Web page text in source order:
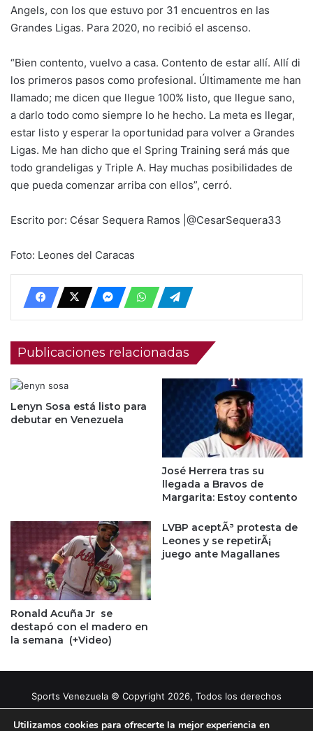
Angels, con los que estuvo por 31 encuentros en las
Grandes Ligas. Para 2020, no recibió el ascenso.
“Bien contento, vuelvo a casa. Contento de estar allí. Allí di
los primeros pasos como profesional. Últimamente me han
llamado; me dicen que llegue 100% listo, que llegue sano,
a darlo todo como siempre lo he hecho. La meta es llegar,
estar listo y esperar la oportunidad para volver a Grandes
Ligas. Me han dicho que el Spring Training será más que
todo grandeligas y Triple A. Hay muchas posibilidades de
que pueda comenzar arriba con ellos”, cerró.
Escrito por: César Sequera Ramos |@CesarSequera33
Foto: Leones del Caracas
Publicaciones relacionadas
Lenyn Sosa está listo para
debutar en Venezuela
José Herrera tras su
llegada a Bravos de
Margarita: Estoy contento
Ronald Acuña Jr se
destapó con el madero en
la semana (+Video)
LVBP aceptÃ³ protesta de
Leones y se repetirÃ¡
juego ante Magallanes
Sports Venezuela © Copyright 2026, Todos los derechos
reservados |
Tema gestionado por Caissa Agency
Utilizamos cookies para ofrecerte la mejor experiencia en